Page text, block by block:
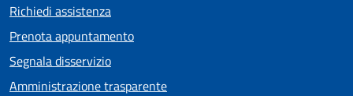
Richiedi assistenza
Prenota appuntamento
Segnala disservizio
Amministrazione trasparente